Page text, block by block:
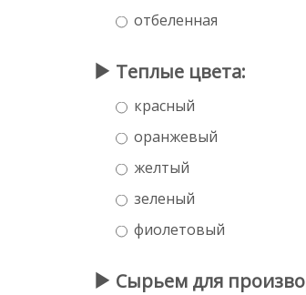
отбеленная
Теплые цвета:
красный
оранжевый
желтый
зеленый
фиолетовый
Сырьем для